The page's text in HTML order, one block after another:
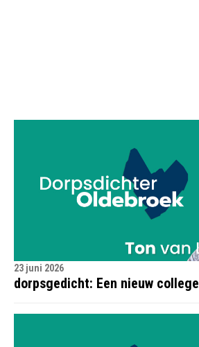
23 juni 2026
dorpsgedicht: Een nieuw college